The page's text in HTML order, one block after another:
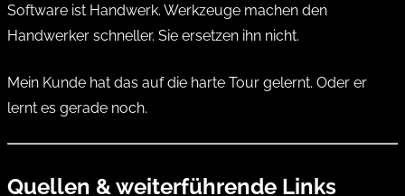
Software ist Handwerk. Werkzeuge machen den
Handwerker schneller. Sie ersetzen ihn nicht.
Mein Kunde hat das auf die harte Tour gelernt. Oder er
lernt es gerade noch.
Quellen & weiterführende Links